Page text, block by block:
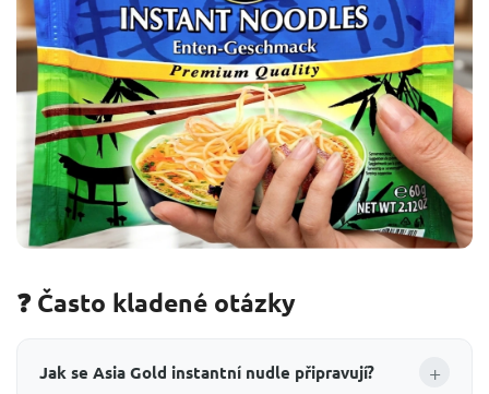
❓ Často kladené otázky
Jak se Asia Gold instantní nudle připravují? +